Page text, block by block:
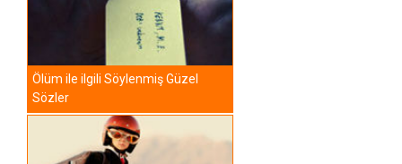
Ölüm ile ilgili Söylenmiş Güzel
Sözler